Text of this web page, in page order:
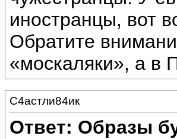
иностранцы, вот
Обратите
«москаляки», а в
С4астли84ик
Ответ: Образы